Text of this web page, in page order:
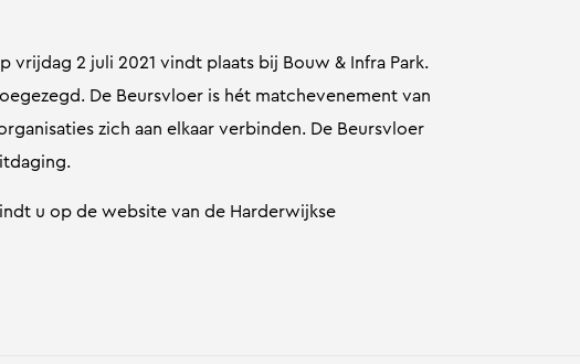
2 juli 2021 vindt plaats bij Bouw & Infra Park.
De Beursvloer is hét matchevenement van
zich aan elkaar verbinden. De Beursvloer
u op de website van de Harderwijkse